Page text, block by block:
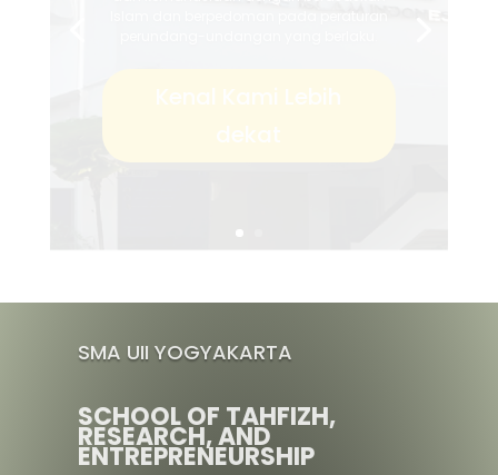
SMA UII YOGYAKARTA
SCHOOL OF TAHFIZH,
RESEARCH, AND
ENTREPRENEURSHIP